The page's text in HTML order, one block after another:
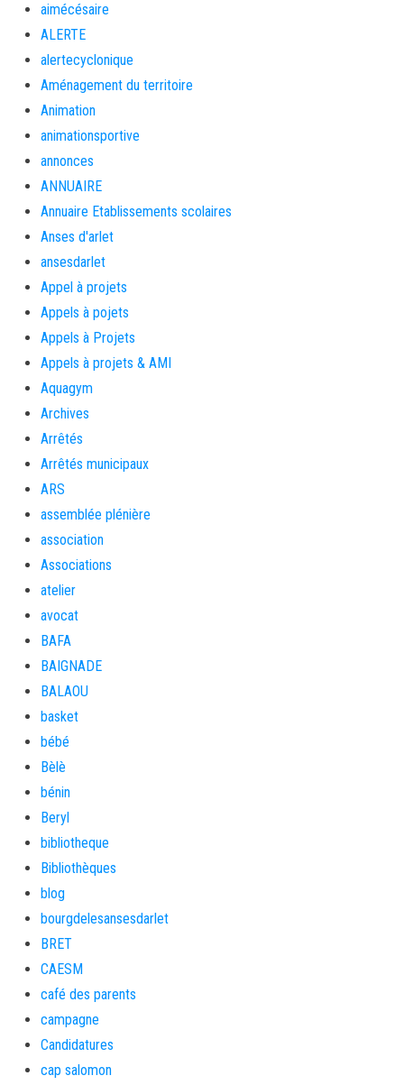
aimécésaire
ALERTE
alertecyclonique
Aménagement du territoire
Animation
animationsportive
annonces
ANNUAIRE
Annuaire Etablissements scolaires
Anses d'arlet
ansesdarlet
Appel à projets
Appels à pojets
Appels à Projets
Appels à projets & AMI
Aquagym
Archives
Arrêtés
Arrêtés municipaux
ARS
assemblée plénière
association
Associations
atelier
avocat
BAFA
BAIGNADE
BALAOU
basket
bébé
Bèlè
bénin
Beryl
bibliotheque
Bibliothèques
blog
bourgdelesansesdarlet
BRET
CAESM
café des parents
campagne
Candidatures
cap salomon